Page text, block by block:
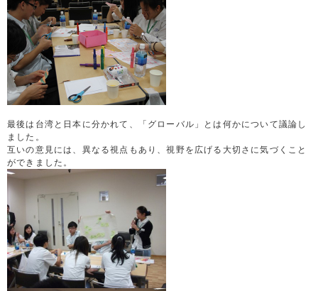
最後は台湾と日本に分かれて、「グローバル」とは何かについて議論し
ました。
互いの意見には、異なる視点もあり、視野を広げる大切さに気づくこと
ができました。